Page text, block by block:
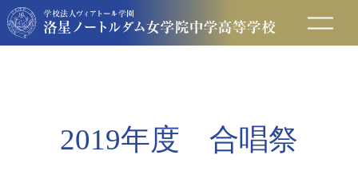
保護者の方へ
2019年度 合唱祭